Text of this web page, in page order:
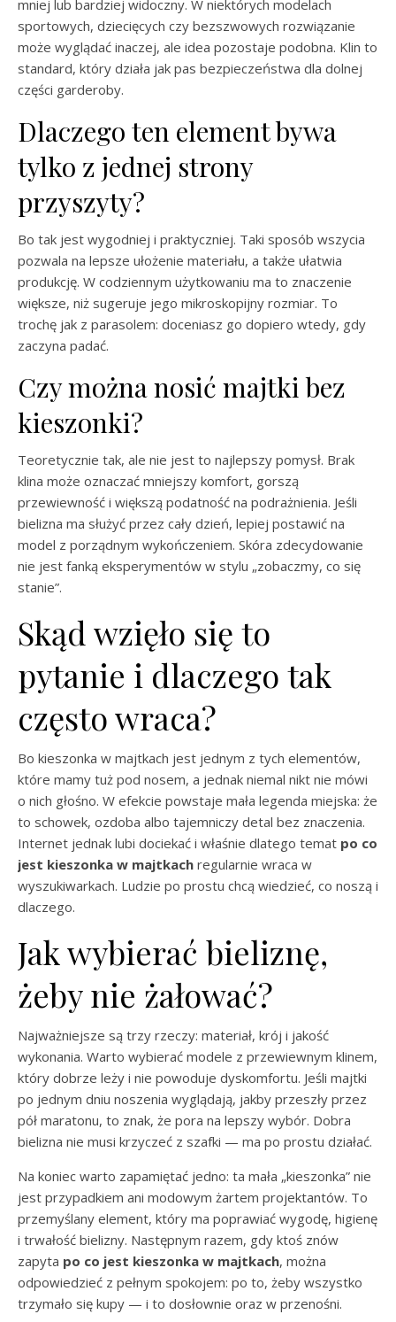
mniej lub bardziej widoczny. W niektórych modelach
sportowych, dziecięcych czy bezszwowych rozwiązanie
może wyglądać inaczej, ale idea pozostaje podobna. Klin to
standard, który działa jak pas bezpieczeństwa dla dolnej
części garderoby.
Dlaczego ten element bywa
tylko z jednej strony
przyszyty?
Bo tak jest wygodniej i praktyczniej. Taki sposób wszycia
pozwala na lepsze ułożenie materiału, a także ułatwia
produkcję. W codziennym użytkowaniu ma to znaczenie
większe, niż sugeruje jego mikroskopijny rozmiar. To
trochę jak z parasolem: doceniasz go dopiero wtedy, gdy
zaczyna padać.
Czy można nosić majtki bez
kieszonki?
Teoretycznie tak, ale nie jest to najlepszy pomysł. Brak
klina może oznaczać mniejszy komfort, gorszą
przewiewność i większą podatność na podrażnienia. Jeśli
bielizna ma służyć przez cały dzień, lepiej postawić na
model z porządnym wykończeniem. Skóra zdecydowanie
nie jest fanką eksperymentów w stylu „zobaczmy, co się
stanie”.
Skąd wzięło się to
pytanie i dlaczego tak
często wraca?
Bo kieszonka w majtkach jest jednym z tych elementów,
które mamy tuż pod nosem, a jednak niemal nikt nie mówi
o nich głośno. W efekcie powstaje mała legenda miejska: że
to schowek, ozdoba albo tajemniczy detal bez znaczenia.
Internet jednak lubi dociekać i właśnie dlatego temat po co
jest kieszonka w majtkach regularnie wraca w
wyszukiwarkach. Ludzie po prostu chcą wiedzieć, co noszą i
dlaczego.
Jak wybierać bieliznę,
żeby nie żałować?
Najważniejsze są trzy rzeczy: materiał, krój i jakość
wykonania. Warto wybierać modele z przewiewnym klinem,
który dobrze leży i nie powoduje dyskomfortu. Jeśli majtki
po jednym dniu noszenia wyglądają, jakby przeszły przez
pół maratonu, to znak, że pora na lepszy wybór. Dobra
bielizna nie musi krzyczeć z szafki — ma po prostu działać.
Na koniec warto zapamiętać jedno: ta mała „kieszonka” nie
jest przypadkiem ani modowym żartem projektantów. To
przemyślany element, który ma poprawiać wygodę, higienę
i trwałość bielizny. Następnym razem, gdy ktoś znów
zapyta po co jest kieszonka w majtkach, można
odpowiedzieć z pełnym spokojem: po to, żeby wszystko
trzymało się kupy — i to dosłownie oraz w przenośni.